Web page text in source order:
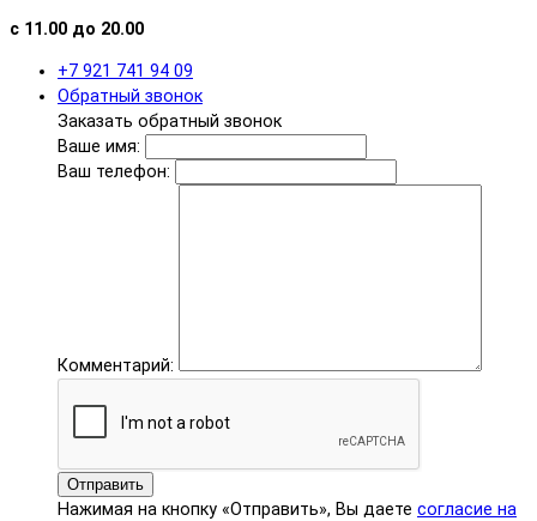
с 11.00 до 20.00
+7 921 741 94 09
Обратный звонок
Заказать обратный звонок
Ваше имя:
Ваш телефон:
Комментарий:
Отправить
Нажимая на кнопку «Отправить», Вы даете согласие на